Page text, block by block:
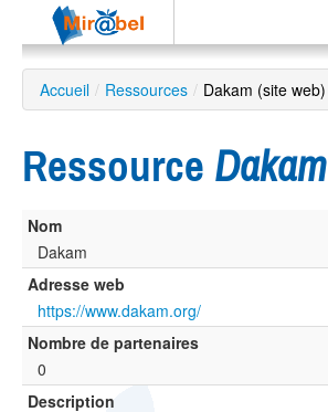
Le réseau
Soutien
Recherche
avancée
EN
ES
?
Accueil / Ressources / Dakam (site web)
Ressource Dakam
Nom
Dakam
Adresse web
https://www.dakam.org/
Nombre de partenaires
0
Description